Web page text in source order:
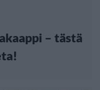
– tästä